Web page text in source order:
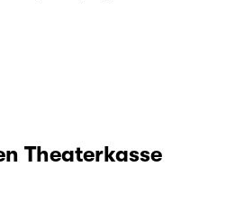
Theaterkasse